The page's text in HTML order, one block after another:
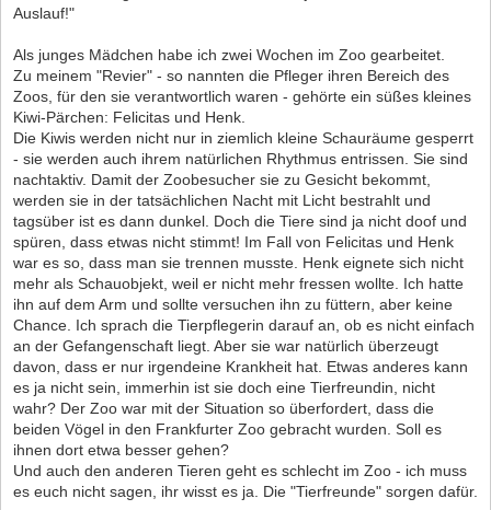
Auslauf!"
Als junges Mädchen habe ich zwei Wochen im Zoo gearbeitet.
Zu meinem "Revier" - so nannten die Pfleger ihren Bereich des
Zoos, für den sie verantwortlich waren - gehörte ein süßes kleines
Kiwi-Pärchen: Felicitas und Henk.
Die Kiwis werden nicht nur in ziemlich kleine Schauräume gesperrt
- sie werden auch ihrem natürlichen Rhythmus entrissen. Sie sind
nachtaktiv. Damit der Zoobesucher sie zu Gesicht bekommt,
werden sie in der tatsächlichen Nacht mit Licht bestrahlt und
tagsüber ist es dann dunkel. Doch die Tiere sind ja nicht doof und
spüren, dass etwas nicht stimmt! Im Fall von Felicitas und Henk
war es so, dass man sie trennen musste. Henk eignete sich nicht
mehr als Schauobjekt, weil er nicht mehr fressen wollte. Ich hatte
ihn auf dem Arm und sollte versuchen ihn zu füttern, aber keine
Chance. Ich sprach die Tierpflegerin darauf an, ob es nicht einfach
an der Gefangenschaft liegt. Aber sie war natürlich überzeugt
davon, dass er nur irgendeine Krankheit hat. Etwas anderes kann
es ja nicht sein, immerhin ist sie doch eine Tierfreundin, nicht
wahr? Der Zoo war mit der Situation so überfordert, dass die
beiden Vögel in den Frankfurter Zoo gebracht wurden. Soll es
ihnen dort etwa besser gehen?
Und auch den anderen Tieren geht es schlecht im Zoo - ich muss
es euch nicht sagen, ihr wisst es ja. Die "Tierfreunde" sorgen dafür.